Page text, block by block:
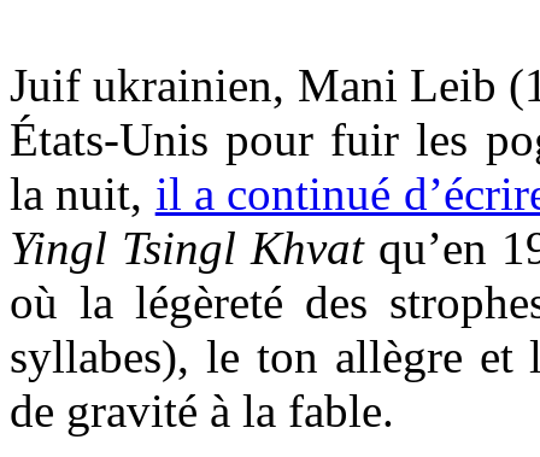
Juif ukrainien, Mani Leib
États-Unis pour fuir les
la nuit, il a continué
Yingl Tsingl Khvat qu’en
où la légèreté des
syllabes), le ton allègre et
de gravité à la fable.